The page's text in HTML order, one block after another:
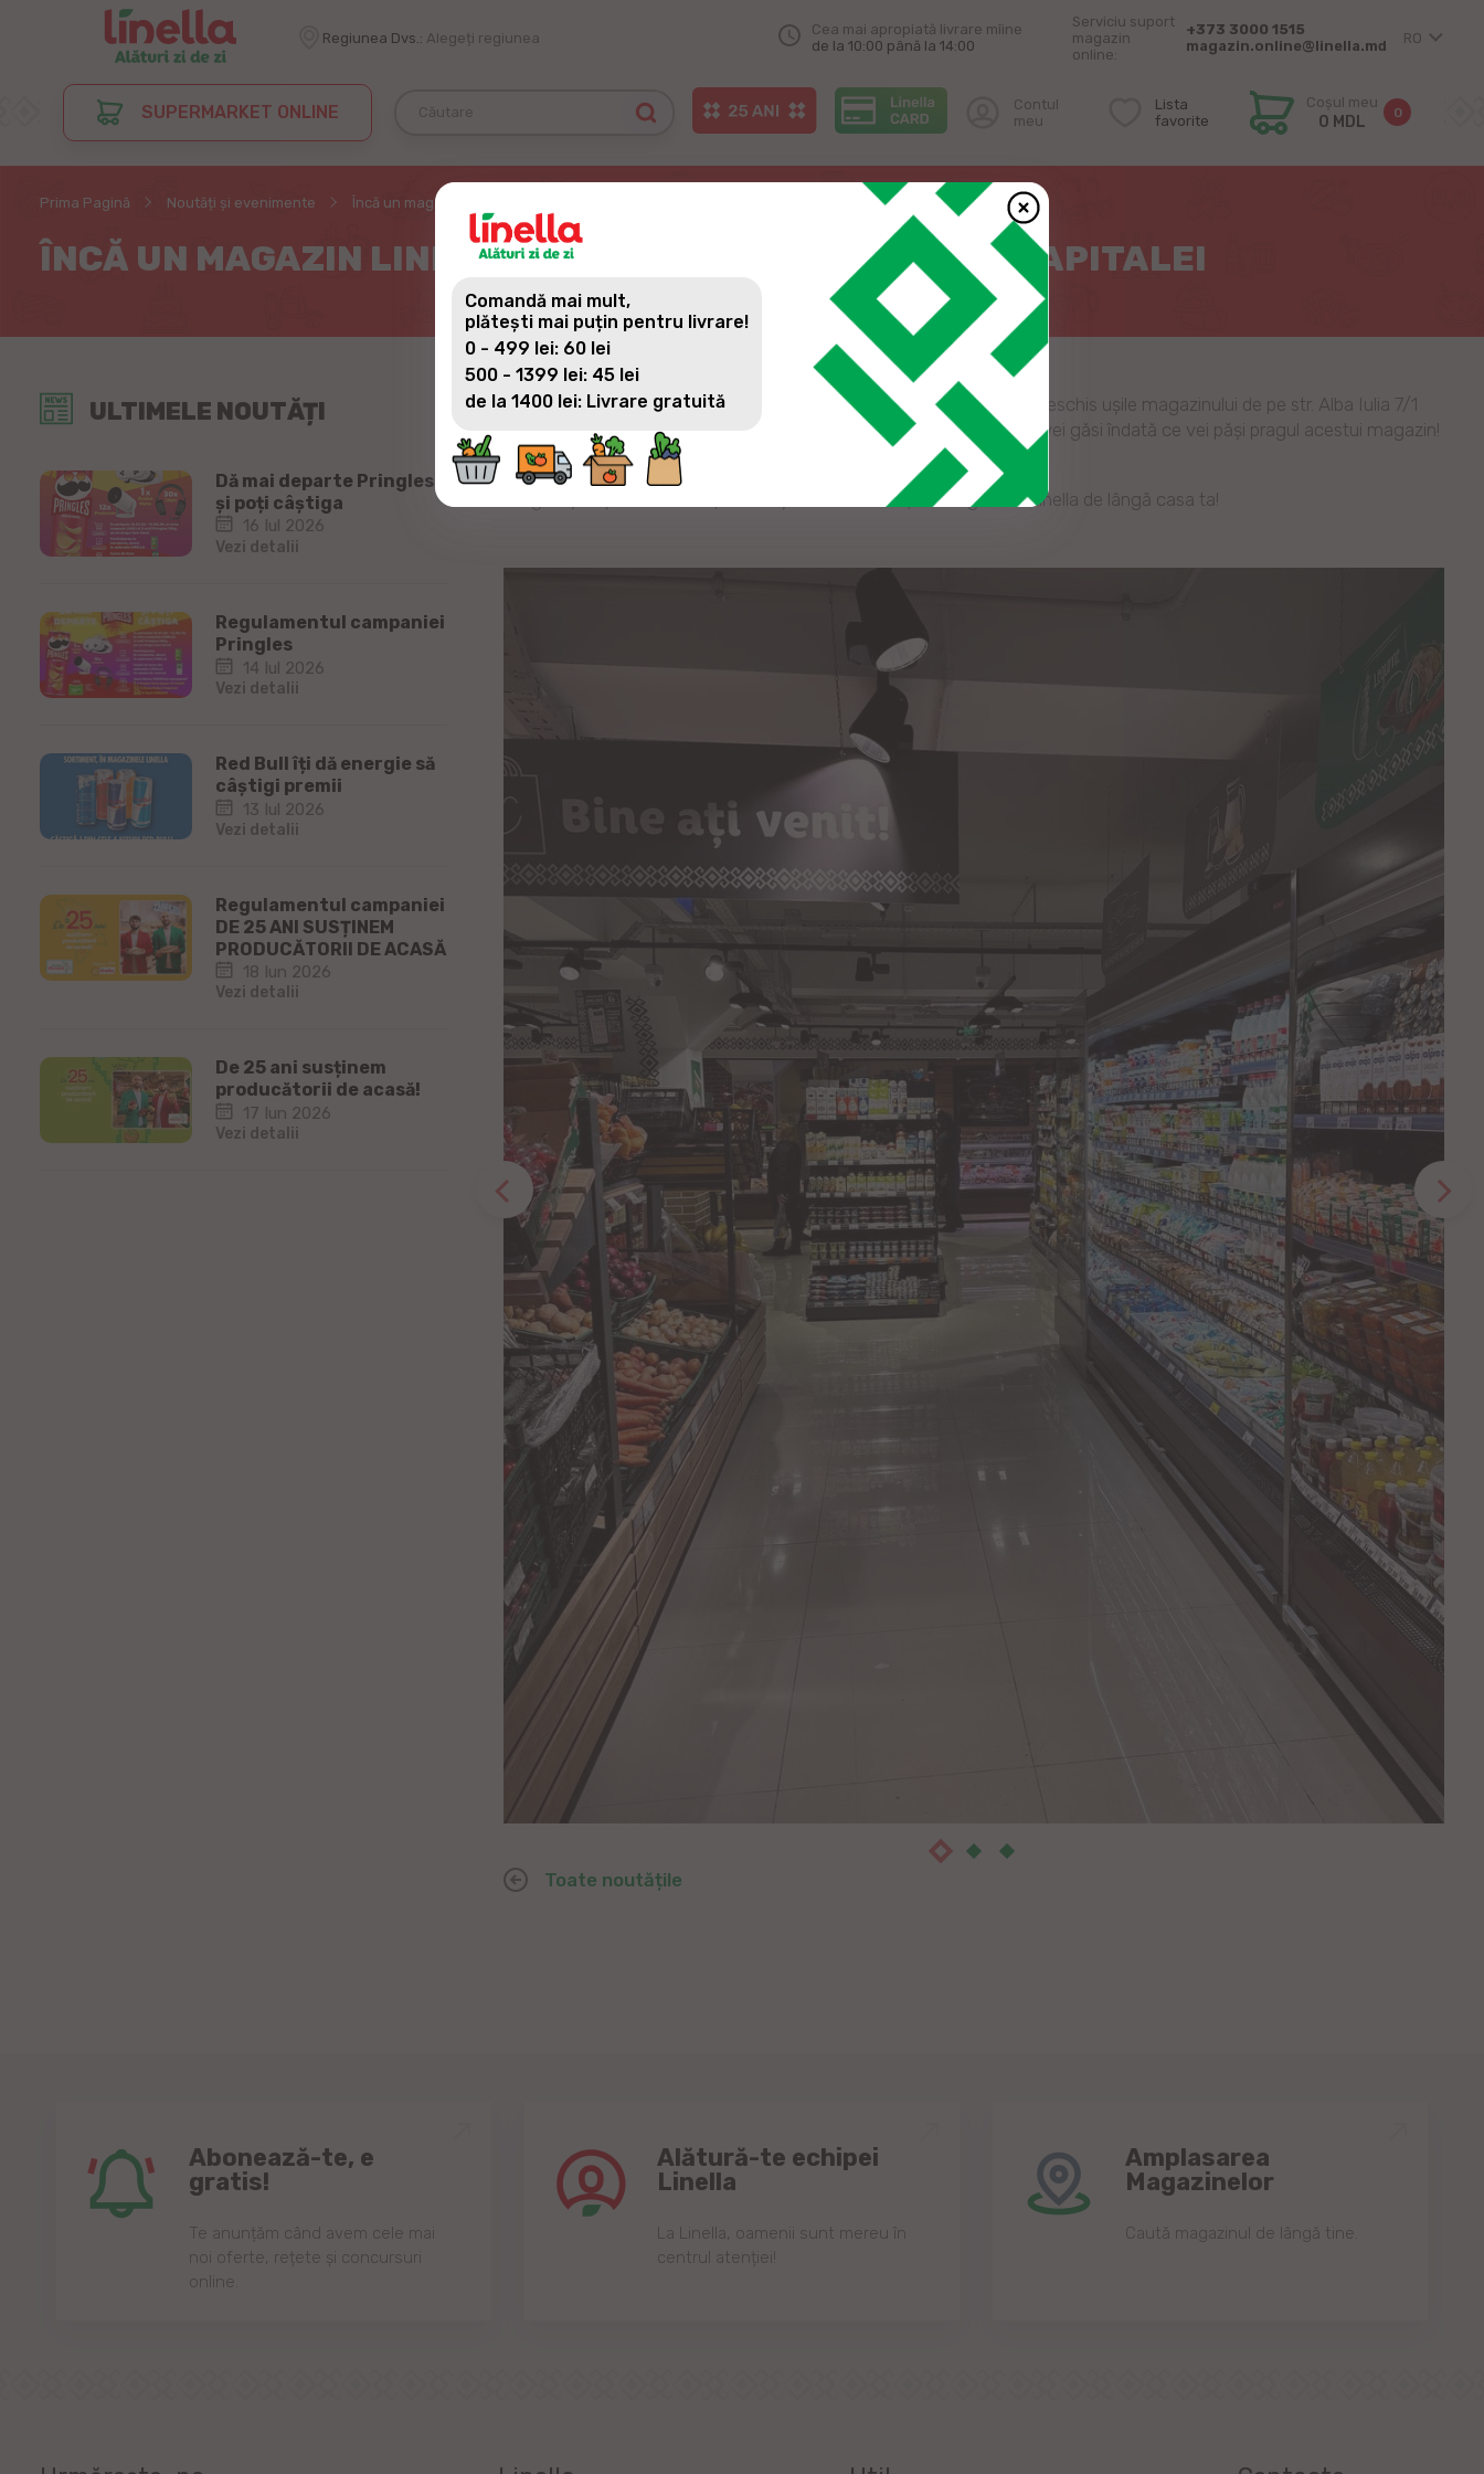
Regiunea Dvs.: Alegeți regiunea
Cea mai apropiată livrare mîine
de la 10:00 până la 14:00
Serviciu suport
magazin
online:
+373 3000 1515
magazin.online@linella.md
RO
SUPERMARKET ONLINE
Contul
meu
Lista
favorite
Coșul meu
0 MDL 0
Prima Pagină Noutăți și evenimente Încă un magazin Linella în sectorul Buiucani al capitalei
ÎNCĂ UN MAGAZIN LINELLA ÎN SECTORUL BUIUCANI AL CAPITALEI
ULTIMELE NOUTĂȚI
Dă mai departe Pringles
și poți câștiga
16 Iul 2026
Vezi detalii
Regulamentul campaniei
Pringles
14 Iul 2026
Vezi detalii
Red Bull îți dă energie să
câștigi premii
13 Iul 2026
Vezi detalii
Regulamentul campaniei
DE 25 ANI SUSȚINEM
PRODUCĂTORII DE ACASĂ
18 Iun 2026
Vezi detalii
De 25 ani susținem
producătorii de acasă!
17 Iun 2026
Vezi detalii
Zi de zi poți face cumpărăturile și mai aproape de casă. Linella și-a deschis ușile magazinului de pe str. Alba Iulia 7/1
din capitală. Promoții, oferte, sortiment variat și multe alte beneficii vei găsi îndată ce vei păși pragul acestui magazin!
Pregătește-ți lista de cumpărături și vino să descoperi magazinul Linella de lângă casa ta!
Toate noutățile
Abonează-te, e
gratis!
Te anunțăm când avem cele mai
noi oferte, rețete și concursuri
online.
Alătură-te echipei
Linella
Lа Linellа, oаmenii sunt mereu în
centrul аtenției!
Amplasarea
Magazinelor
Caută magazinul de lângă tine.
Comandă mai mult,
plătești mai puțin pentru livrare!
0 - 499 lei: 60 lei
500 - 1399 lei: 45 lei
de la 1400 lei: Livrare gratuită